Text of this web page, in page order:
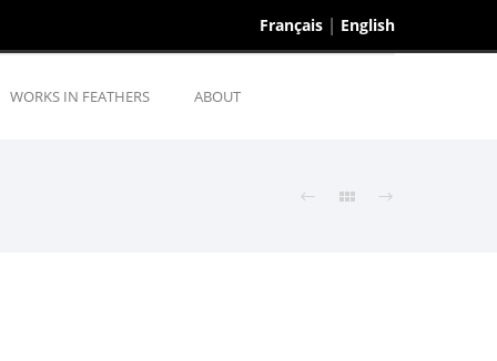
Français English
WORKS IN FEATHERS ABOUT